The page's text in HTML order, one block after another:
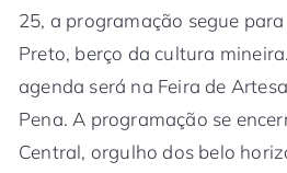
25, a programação segue
Preto, berço da cultura
agenda será na Feira de
Pena. A programação se
Central, orgulho dos belo